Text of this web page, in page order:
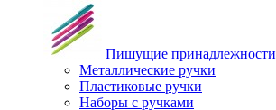
Пишущие принадлежности
Металлические ручки
Пластиковые ручки
Наборы с ручками